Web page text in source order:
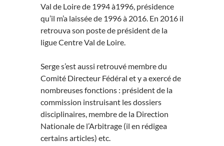
Val de Loire de 1994 à1996, présidence
qu’il m’a laissée de 1996 à 2016. En 2016 il
retrouva son poste de président de la
ligue Centre Val de Loire.
Serge s’est aussi retrouvé membre du
Comité Directeur Fédéral et y a exercé de
nombreuses fonctions : président de la
commission instruisant les dossiers
disciplinaires, membre de la Direction
Nationale de l’Arbitrage (il en rédigea
certains articles) etc.